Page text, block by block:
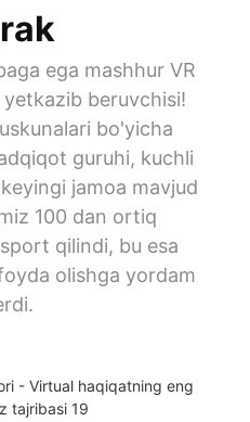
ega mashhur VR
beruvchisi!
bo'yicha
guruhi, kuchli
jamoa mavjud
100 dan ortiq
qilindi, bu esa
olishga yordam